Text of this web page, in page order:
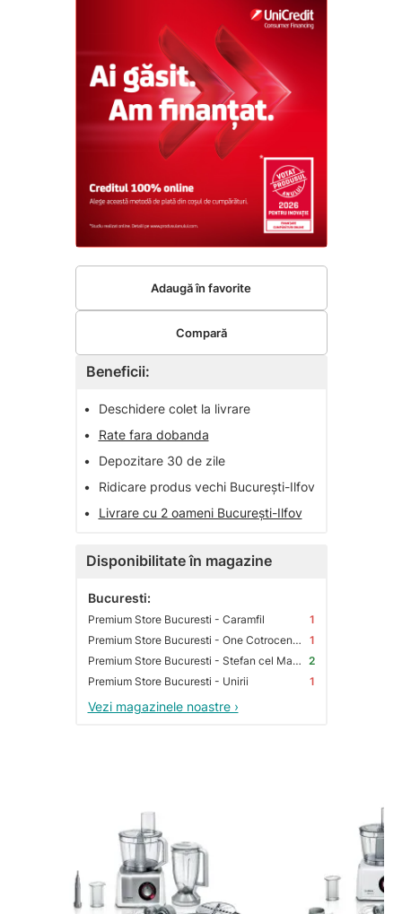
Beneficii:
•
Deschidere colet la livrare
•
Rate fara dobanda
•
Depozitare 30 de zile
•
Ridicare produs vechi București-Ilfov
•
Livrare cu 2 oameni București-Ilfov
Disponibilitate în magazine
Bucuresti:
Premium Store Bucuresti - Caramfil
1
Premium Store Bucuresti - One Cotroceni Park
1
Premium Store Bucuresti - Stefan cel Mare 2
Premium Store Bucuresti - Unirii
1
Vezi magazinele noastre ›
Adaugă în favorite
Compară